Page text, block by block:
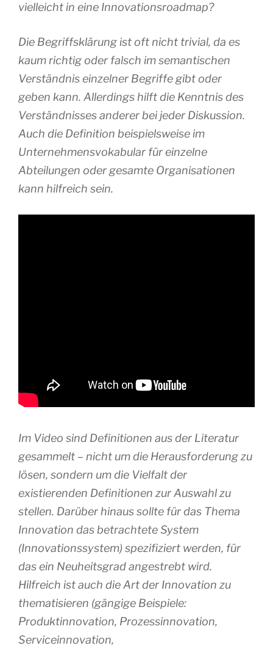
vielleicht in eine Innovationsroadmap?
Die Begriffsklärung ist oft nicht trivial, da es
kaum richtig oder falsch im semantischen
Verständnis einzelner Begriffe gibt oder
geben kann. Allerdings hilft die Kenntnis des
Verständnisses anderer bei jeder Diskussion.
Auch die Definition beispielsweise im
Unternehmensvokabular für einzelne
Abteilungen oder gesamte Organisationen
kann hilfreich sein.
Im Video sind Definitionen aus der Literatur
gesammelt – nicht um die Herausforderung zu
lösen, sondern um die Vielfalt der
existierenden Definitionen zur Auswahl zu
stellen. Darüber hinaus sollte für das Thema
Innovation das betrachtete System
(Innovationssystem) spezifiziert werden, für
das ein Neuheitsgrad angestrebt wird.
Hilfreich ist auch die Art der Innovation zu
thematisieren (gängige Beispiele:
Produktinnovation, Prozessinnovation,
Serviceinnovation,